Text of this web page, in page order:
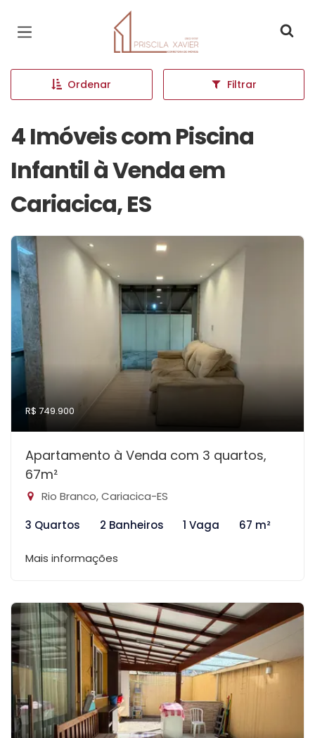
Página inicial
Ordenar Filtrar
4 Imóveis com Piscina
Infantil à Venda em
Cariacica, ES
R$ 749.900
Apartamento à Venda com 3 quartos,
67m²
Rio Branco, Cariacica-ES
3 Quartos
2 Banheiros 1 Vaga 67 m²
Mais informações